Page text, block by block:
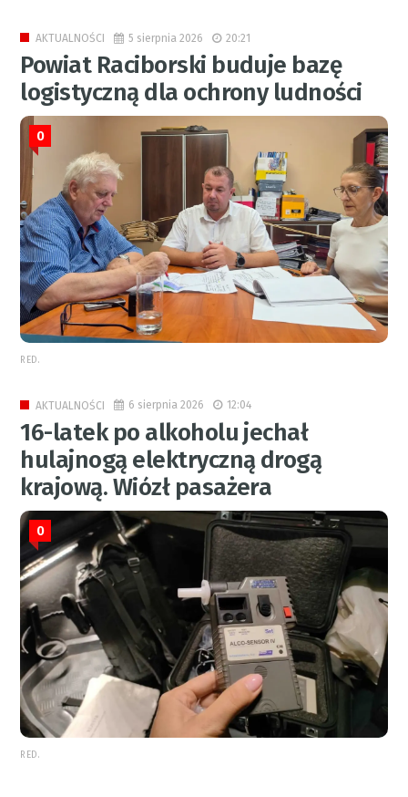
AKTUALNOŚCI 5 sierpnia 2026 20:21
Powiat Raciborski buduje bazę
logistyczną dla ochrony ludności
0
RED.
AKTUALNOŚCI 6 sierpnia 2026 12:04
16-latek po alkoholu jechał
hulajnogą elektryczną drogą
krajową. Wiózł pasażera
0
RED.